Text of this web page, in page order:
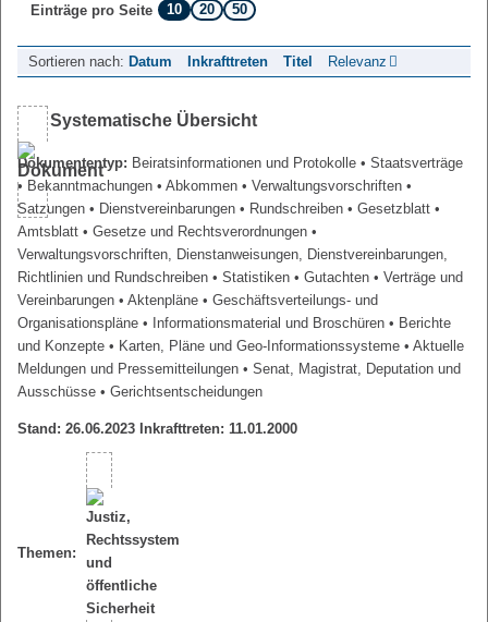
Einträge pro Seite
10 20 50
Sortieren nach: Datum Inkrafttreten Titel Relevanz
Systematische Übersicht
Dokumententyp: Beiratsinformationen und Protokolle • Staatsverträge
• Bekanntmachungen • Abkommen • Verwaltungsvorschriften •
Satzungen • Dienstvereinbarungen • Rundschreiben • Gesetzblatt •
Amtsblatt • Gesetze und Rechtsverordnungen •
Verwaltungsvorschriften, Dienstanweisungen, Dienstvereinbarungen,
Richtlinien und Rundschreiben • Statistiken • Gutachten • Verträge und
Vereinbarungen • Aktenpläne • Geschäftsverteilungs- und
Organisationspläne • Informationsmaterial und Broschüren • Berichte
und Konzepte • Karten, Pläne und Geo-Informationssysteme • Aktuelle
Meldungen und Pressemitteilungen • Senat, Magistrat, Deputation und
Ausschüsse • Gerichtsentscheidungen
Stand: 26.06.2023 Inkrafttreten: 11.01.2000
Themen: